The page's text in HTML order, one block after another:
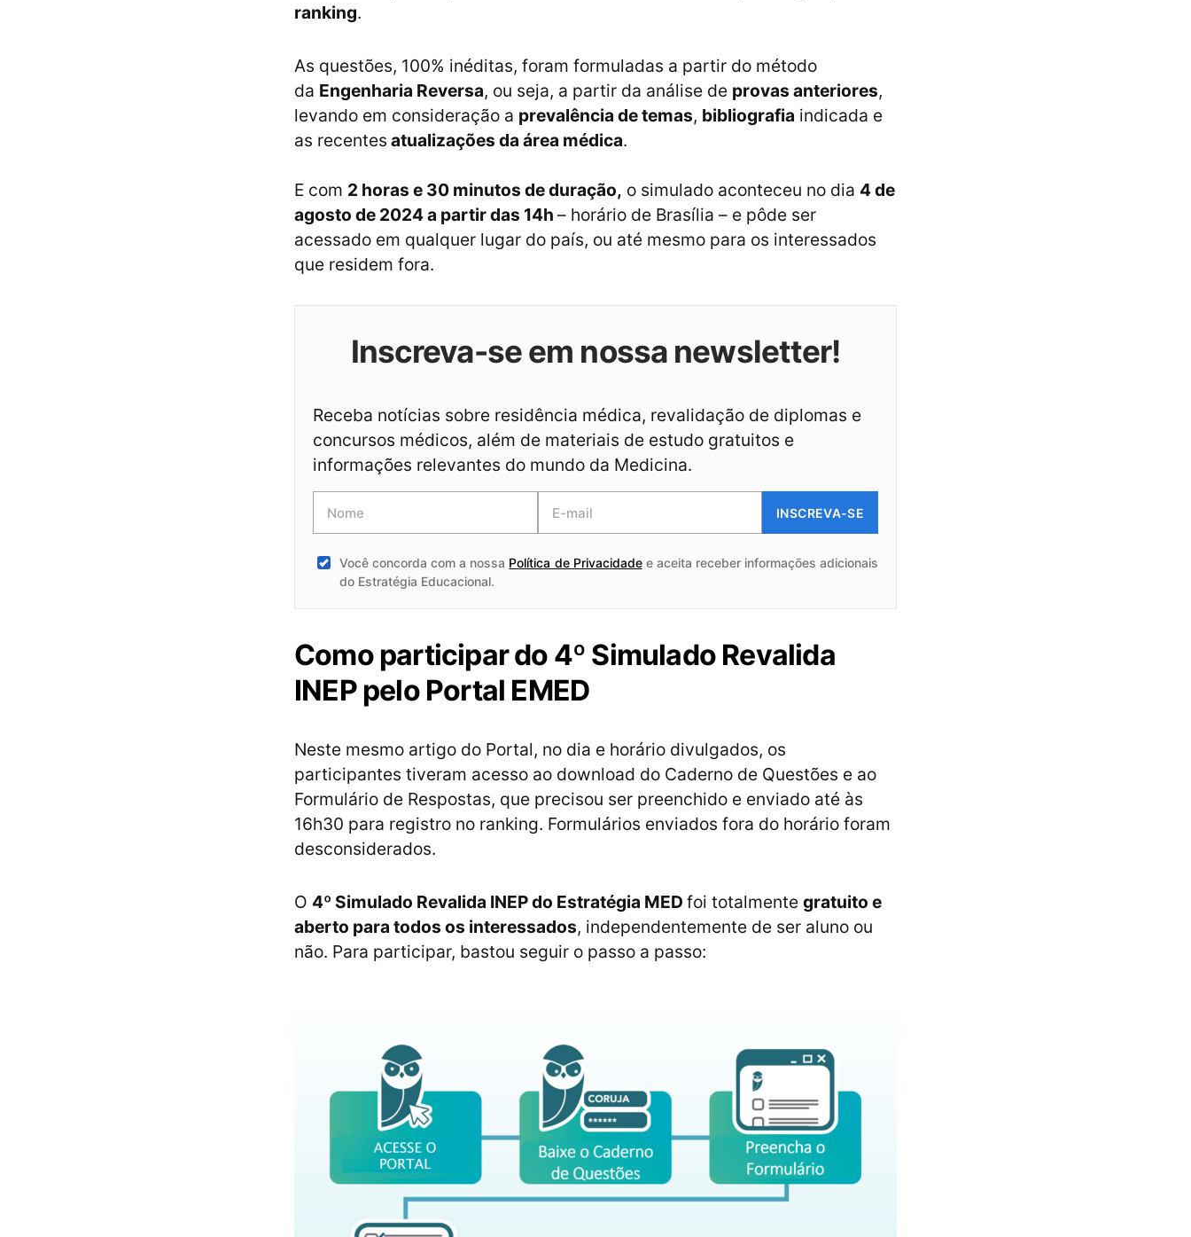
ranking.
As questões, 100% inéditas, foram formuladas a partir do método
da Engenharia Reversa, ou seja, a partir da análise de provas anteriores,
levando em consideração a prevalência de temas, bibliografia indicada e
as recentes atualizações da área médica.
E com 2 horas e 30 minutos de duração, o simulado aconteceu no dia 4 de
agosto de 2024 a partir das 14h – horário de Brasília – e pôde ser
acessado em qualquer lugar do país, ou até mesmo para os interessados
que residem fora.
Inscreva-se em nossa newsletter!
Receba notícias sobre residência médica, revalidação de diplomas e
concursos médicos, além de materiais de estudo gratuitos e
informações relevantes do mundo da Medicina.
INSCREVA-SE
Você concorda com a nossa Política de Privacidadee aceita receber informações adicionais
do Estratégia Educacional.
Como participar do 4º Simulado Revalida
INEP pelo Portal EMED
Neste mesmo artigo do Portal, no dia e horário divulgados, os
participantes tiveram acesso ao download do Caderno de Questões e ao
Formulário de Respostas, que precisou ser preenchido e enviado até às
16h30 para registro no ranking. Formulários enviados fora do horário foram
desconsiderados.
O 4º Simulado Revalida INEP do Estratégia MED foi totalmente gratuito e
aberto para todos os interessados, independentemente de ser aluno ou
não. Para participar, bastou seguir o passo a passo: